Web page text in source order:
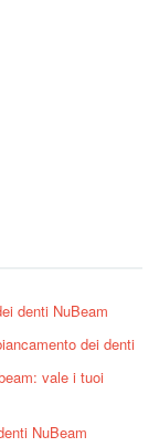
denti NuBeam
dei denti
vale i tuoi
NuBeam